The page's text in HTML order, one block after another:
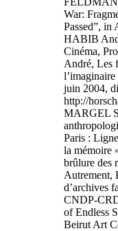
War:
Passed”, in
HABIB
Cinéma,
André, Les
juin 2004,
http://
MARGEL
Paris :
la mémoire
brûlure des
Autrement,
d’archives
CNDP-
of Endless
Beirut Art